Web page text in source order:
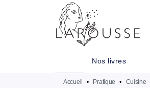
MENU
Nos livres
Accueil • Pratique • Cuisine